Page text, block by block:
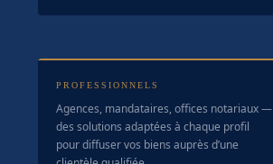
PROFESSIONNELS
Agences, mandataires, offices notariaux —
des solutions adaptées à chaque profil
pour diffuser vos biens auprès d’une